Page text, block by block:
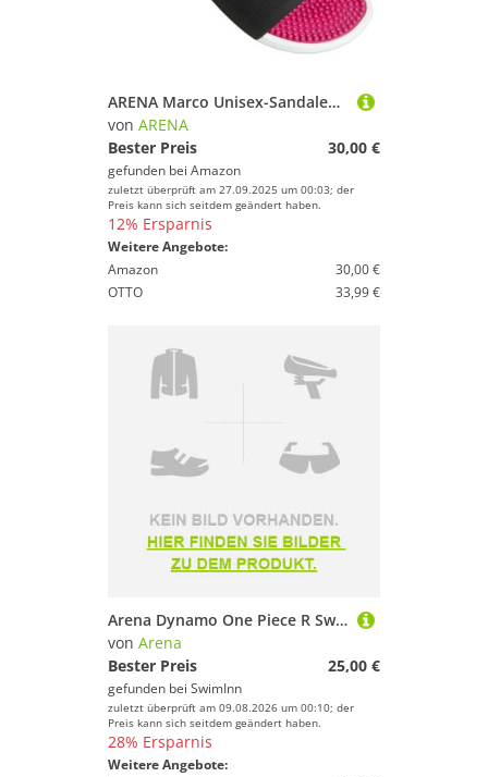
ARENA Marco Unisex-Sandalen für Damen und Herren, Gepolsterte Badeschuhe und Poolsandalen, Sandalen mit Weicher Massagesohle und Grip auf Nassen Oberflächen
von ARENA
Bester Preis
30,00 €
gefunden bei Amazon
zuletzt überprüft am 27.09.2025 um 00:03; der
Preis kann sich seitdem geändert haben.
12% Ersparnis
Weitere Angebote:
Amazon
30,00 €
OTTO
33,99 €
Arena Dynamo One Piece R Swimsuit Blau 42 Frau
von Arena
Bester Preis
25,00 €
gefunden bei SwimInn
zuletzt überprüft am 09.08.2026 um 00:10; der
Preis kann sich seitdem geändert haben.
28% Ersparnis
Weitere Angebote: